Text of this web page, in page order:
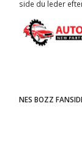
side du leder
NES BOZZ